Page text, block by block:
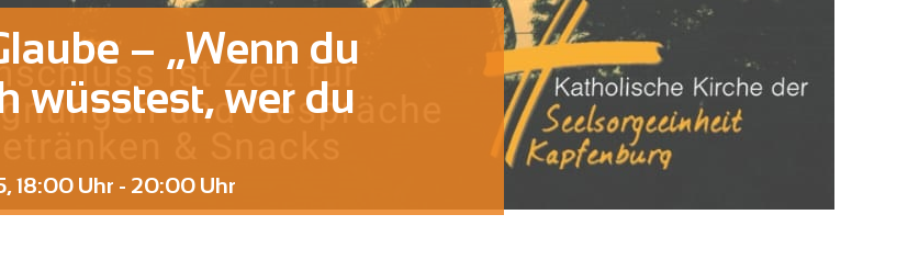
– „Wenn du
wüsstest, wer du
18:00 Uhr - 20:00 Uhr